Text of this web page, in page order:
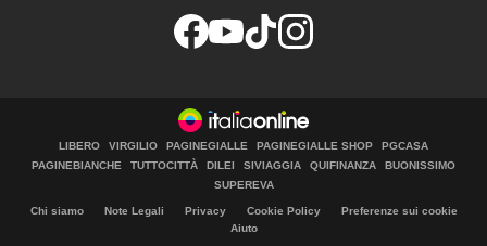
LIBERO VIRGILIO PAGINEGIALLE PAGINEGIALLE SHOP
PGCASA
PAGINEBIANCHE
TUTTOCITTÀ DILEI SIVIAGGIA QUIFINANZA
BUONISSIMO
SUPEREVA
Chi siamo Note Legali Privacy Cookie Policy
Preferenze sui cookie
Aiuto